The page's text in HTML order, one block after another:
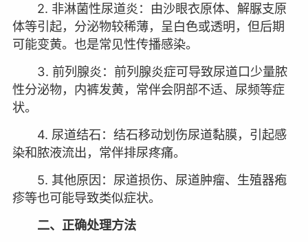
2. 非淋菌性尿道炎：由沙眼衣原体、解脲支原
体等引起，分泌物较稀薄，呈白色或透明，但后期
可能变黄。也是常见性传播感染。
3. 前列腺炎：前列腺炎症可导致尿道口少量脓
性分泌物，内裤发黄，常伴会阴部不适、尿频等症
状。
4. 尿道结石：结石移动划伤尿道黏膜，引起感
染和脓液流出，常伴排尿疼痛。
5. 其他原因：尿道损伤、尿道肿瘤、生殖器疱
疹等也可能导致类似症状。
二、正确处理方法